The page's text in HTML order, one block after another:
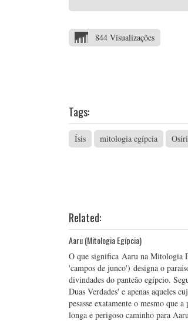
844 Visualizações
Tags:
Ísis mitologia egípcia
Related:
Aaru (Mitologia Egípcia)
O que significa Aaru na Mitologia
'campos de junco') designa o
divindades do panteão egípcio.
Duas Verdades' e apenas aqueles
pesasse exatamente o mesmo que
longa e perigoso caminho para